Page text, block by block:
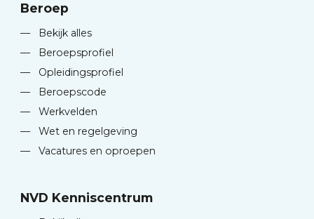
Beroep
—
Bekijk alles
—
Beroepsprofiel
—
Opleidingsprofiel
—
Beroepscode
—
Werkvelden
—
Wet en regelgeving
—
Vacatures en oproepen
NVD Kenniscentrum